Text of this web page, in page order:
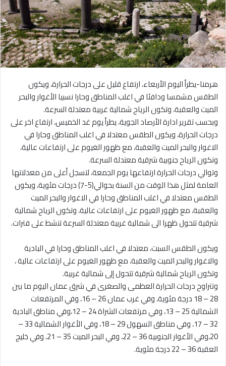
هرمنا-يطرأ اليوم الأربعاء، ارتفاع قليل على درجات الحرارة، ويكون
الطقس مشمسا ودافئا في اغلب المناطق وحارا نسبيا الأغوار والبحر
الميت والعقبة، وتكون الرياح شمالية غربية معتدلة السرعة.
وبحسب تقرير ادارة الأرصاد الجوية، يطرأ يوم غد الخميس، ارتفاع اخر على
درجات الحرارة، ويكون الطقس معتدلا في اغلب المناطق وحارا في
الاغوار والبحر الميت والعقبة، مع ظهور الغيوم على ارتفاعات عالية،
وتكون الرياح جنوبية شرقية معتدلة السرعة.
وتوالي درجات الحرارة ارتفاعها يوم الجمعة، لتسجل أعلى من معدلاتها
العامة لمثل هذا الوقت من السنة بحوالي(5-7) درجات مئوية، ويكون
الطقس معتدلا في اغلب المناطق وحارا في الاغوار والبحر الميت
والعقبة، مع ظهور الغيوم على ارتفاعات عالية، وتكون الرياح شمالية
شرقية تتحول ظهرا الى شمالية غربية معتدلة السرعة تنشط على فترات.
ويكون الطقس السبت، معتدلا في اغلب المناطق وحارا في البادية
والاغوار والبحر الميت والعقبة، مع ظهور الغيوم على ارتفاعات عالية ،
وتكون الرياح شمالية شرقية تتحول إلى شمالية غربية.
وتتراوح درجات الحرارة العظمى والصغرى في شرق عمان اليوم ما بين
28 – 18 درجة مئوية، وفي غرب عمان 26 – 16، وفي المرتفعات
الشمالية 25 – 13، وفي مرتفعات الشراة 24 – 12،وفي مناطق البادية
32 – 17، وفي مناطق السهول 29 – 18، وفي الأغوار الشمالية 33 –
20،وفي الأغوار الجنوبية 36 – 22، وفي البحر الميت 35 – 21، وفي خليج
العقبة 36 – 22 درجة مئوية.